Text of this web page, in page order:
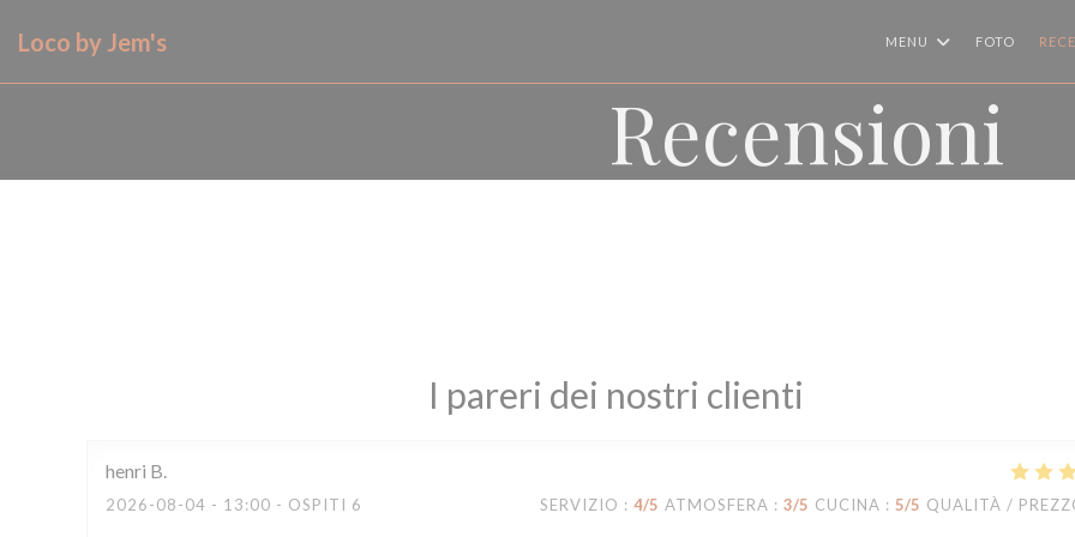
Loco by Jem's MENU FOTO
Recensioni
I pareri dei nostri clienti
henri B
2026-08-04 - 13:00 - OSPITI 6 SERVIZIO : 4/5 ATMOSFERA : 3/5 CUCINA : 5/5 QUALITÀ /